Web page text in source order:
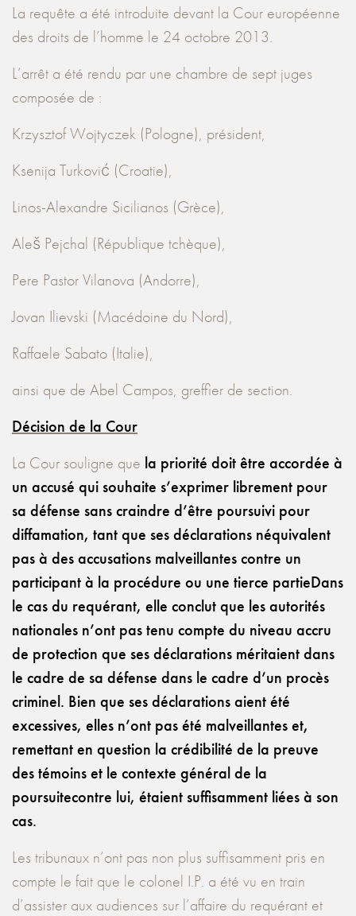
La requête a été introduite devant la Cour européenne
des droits de l’homme le 24 octobre 2013.
L’arrêt a été rendu par une chambre de sept juges
composée de :
Krzysztof Wojtyczek (Pologne), président,
Ksenija Turković (Croatie),
Linos-Alexandre Sicilianos (Grèce),
Aleš Pejchal (République tchèque),
Pere Pastor Vilanova (Andorre),
Jovan Ilievski (Macédoine du Nord),
Raffaele Sabato (Italie),
ainsi que de Abel Campos, greffier de section.
Décision de la Cour
La Cour souligne que la priorité doit être accordée à
un accusé qui souhaite s’exprimer librement pour
sa défense sans craindre d’être poursuivi pour
diffamation, tant que ses déclarations néquivalent
pas à des accusations malveillantes contre un
participant à la procédure ou une tierce partieDans
le cas du requérant, elle conclut que les autorités
nationales n’ont pas tenu compte du niveau accru
de protection que ses déclarations méritaient dans
le cadre de sa défense dans le cadre d’un procès
criminel. Bien que ses déclarations aient été
excessives, elles n’ont pas été malveillantes et,
remettant en question la crédibilité de la preuve
des témoins et le contexte général de la
poursuitecontre lui, étaient suffisamment liées à son
cas.
Les tribunaux n’ont pas non plus suffisamment pris en
compte le fait que le colonel I.P. a été vu en train
d’assister aux audiences sur l’affaire du requérant et